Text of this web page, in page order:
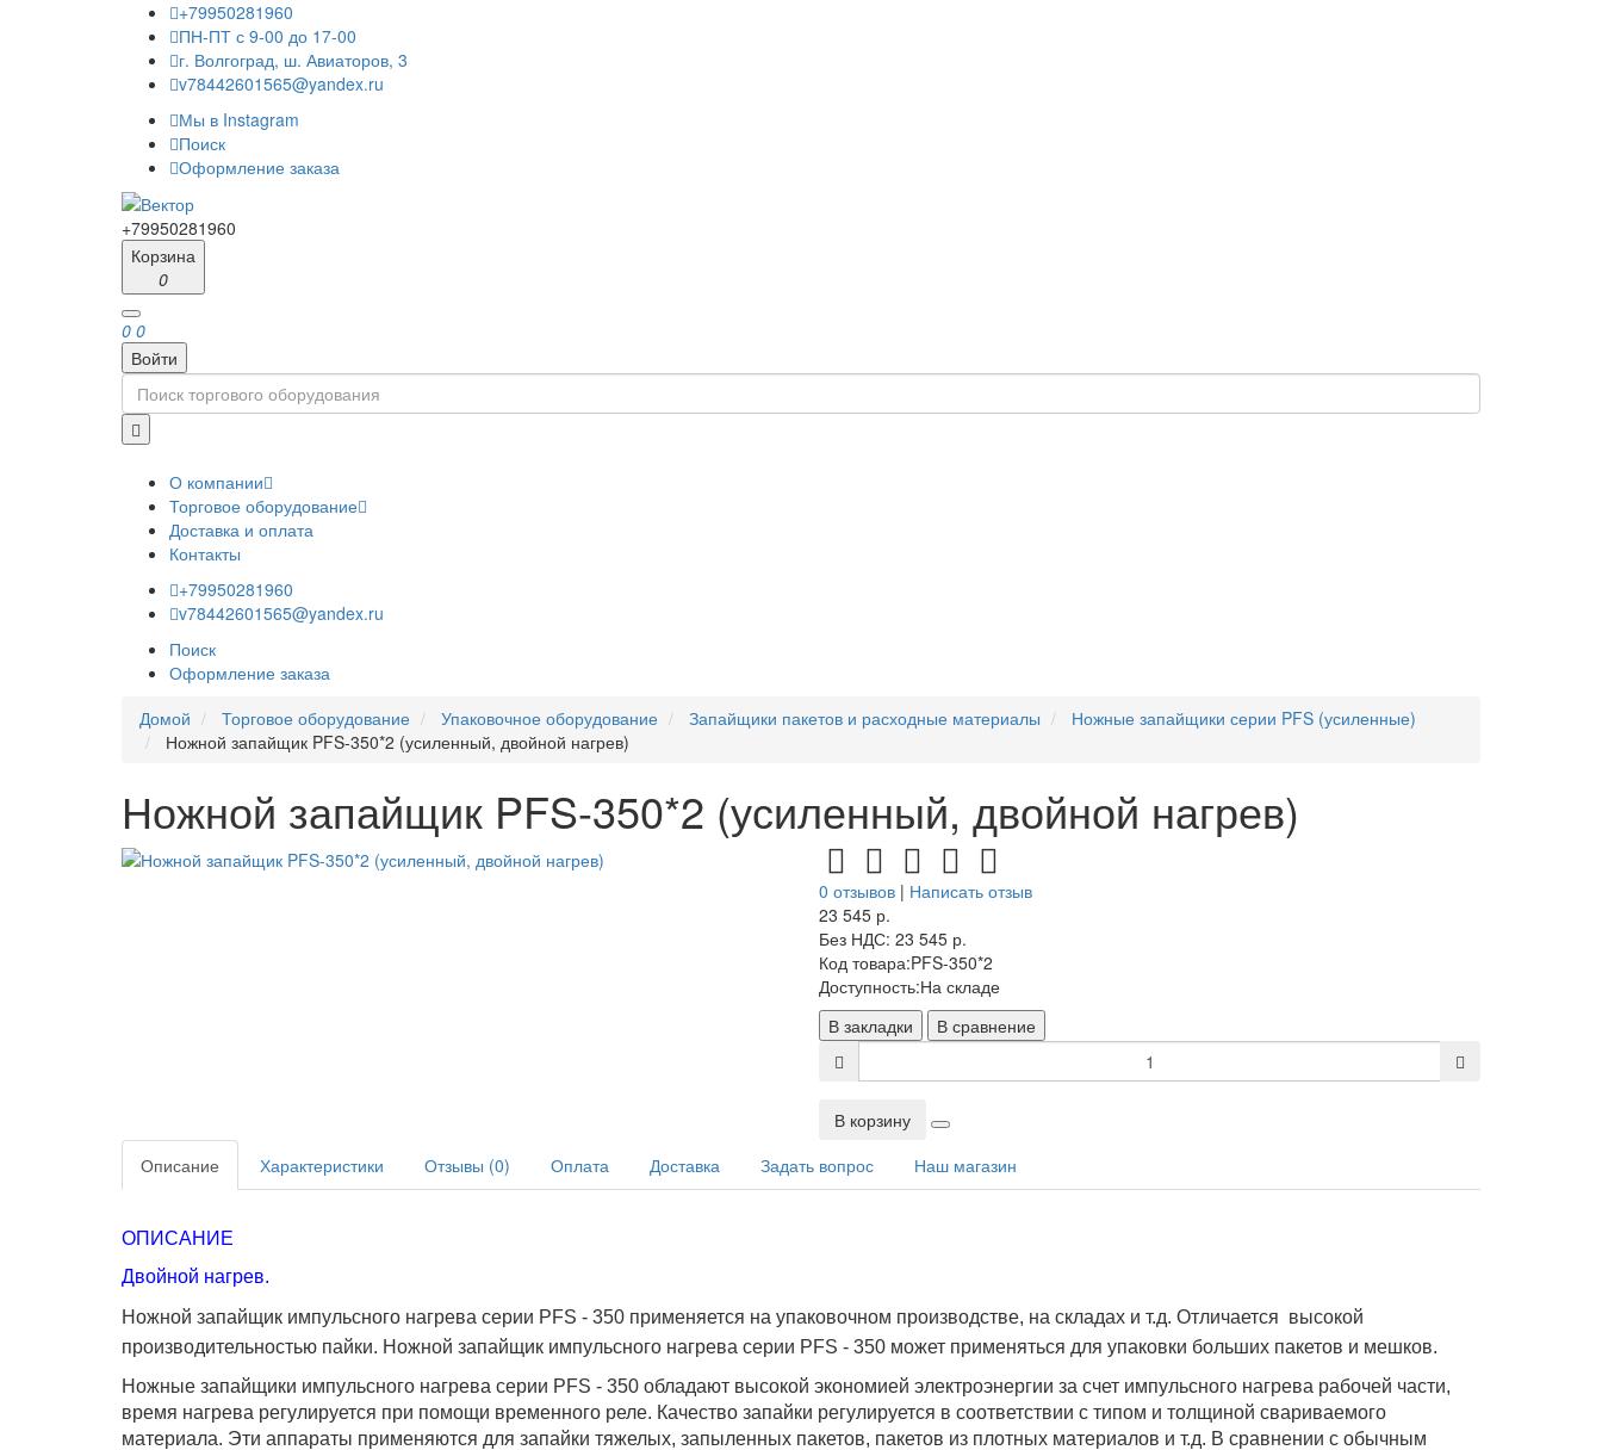
+79950281960
ПН-ПТ с 9-00 до 17-00
г. Волгоград, ш. Авиаторов, 3
v78442601565@yandex.ru
Мы в Instagram
Поиск
Оформление заказа
+79950281960
Корзина
0
0 0
Войти
О компании
Торговое оборудование
Доставка и оплата
Контакты
+79950281960
v78442601565@yandex.ru
Поиск
Оформление заказа
Домой
Торговое оборудование Упаковочное оборудование Запайщики пакетов и расходные материалы
Ножные запайщики серии PFS (усиленные)
Ножной запайщик PFS-350*2 (усиленный, двойной нагрев)
Ножной запайщик PFS-350*2 (усиленный, двойной нагрев)
0 отзывов | Написать отзыв
23 545 р.
Без НДС: 23 545 р.
Код товара:PFS-350*2
Доступность:На складе
В закладки
В сравнение
В корзину
Описание
Характеристики Отзывы (0) Оплата Доставка Задать вопрос Наш магазин
ОПИСАНИЕ
Двойной нагрев.
Ножной запайщик импульсного нагрева серии PFS - 350 применяется на упаковочном производстве, на складах и т.д. Отличается высокой
производительностью пайки. Ножной запайщик импульсного нагрева серии PFS - 350 может применяться для упаковки больших пакетов и мешков.
Ножные запайщики импульсного нагрева серии PFS - 350 обладают высокой экономией электроэнергии за счет импульсного нагрева рабочей части,
время нагрева регулируется при помощи временного реле. Качество запайки регулируется в соответствии с типом и толщиной свариваемого
материала. Эти аппараты применяются для запайки тяжелых, запыленных пакетов, пакетов из плотных материалов и т.д. В сравнении с обычным